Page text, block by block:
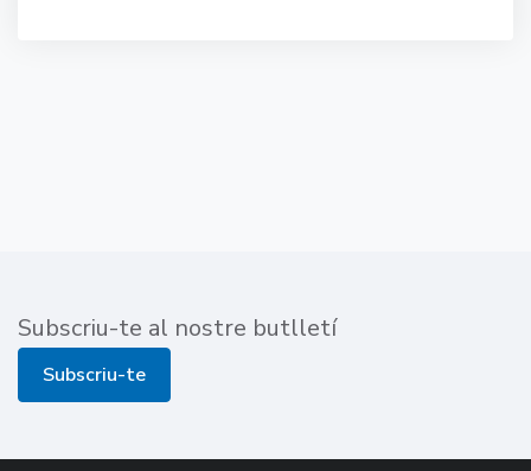
Subscriu-te al nostre butlletí
Subscriu-te